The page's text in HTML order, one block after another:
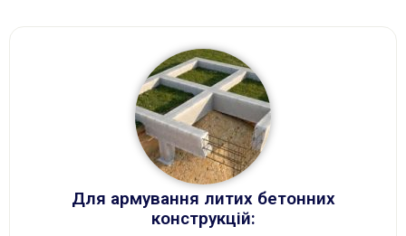
Для армування литих бетонних
конструкцій: